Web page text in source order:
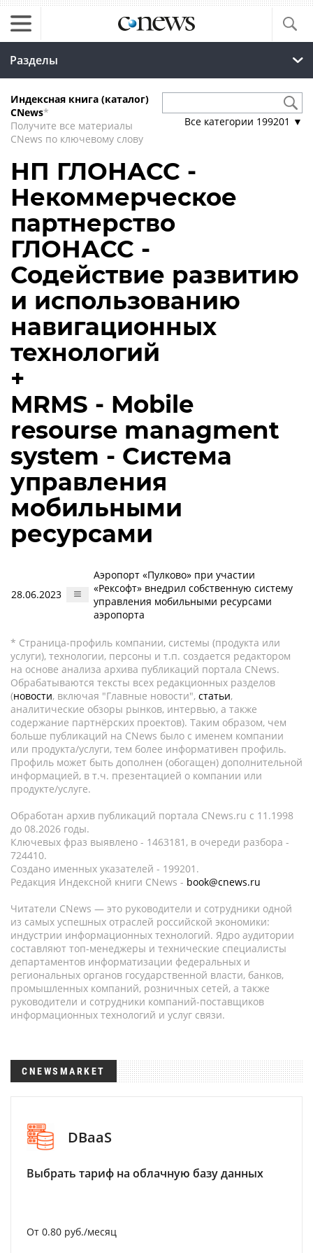
Разделы
Индексная книга (каталог)
CNews*
Получите все материалы
CNews по ключевому слову
Все категории 199201 ▼
НП ГЛОНАСС -
Некоммерческое
партнерство
ГЛОНАСС -
Содействие развитию
и использованию
навигационных
технологий
+
MRMS - Mobile
resourse managment
system - Система
управления
мобильными
ресурсами
28.06.2023
Аэропорт «Пулково» при участии
«Рексофт» внедрил собственную систему
управления мобильными ресурсами
аэропорта
* Страница-профиль компании, системы (продукта или
услуги), технологии, персоны и т.п. создается редактором
на основе анализа архива публикаций портала CNews.
Обрабатываются тексты всех редакционных разделов
(новости, включая "Главные новости", статьи,
аналитические обзоры рынков, интервью, а также
содержание партнёрских проектов). Таким образом, чем
больше публикаций на CNews было с именем компании
или продукта/услуги, тем более информативен профиль.
Профиль может быть дополнен (обогащен) дополнительной
информацией, в т.ч. презентацией о компании или
продукте/услуге.
Обработан архив публикаций портала CNews.ru c 11.1998
до 08.2026 годы.
Ключевых фраз выявлено - 1463181, в очереди разбора -
724410.
Создано именных указателей - 199201.
Редакция Индексной книги CNews - book@cnews.ru
Читатели CNews — это руководители и сотрудники одной
из самых успешных отраслей российской экономики:
индустрии информационных технологий. Ядро аудитории
составляют топ-менеджеры и технические специалисты
департаментов информатизации федеральных и
региональных органов государственной власти, банков,
промышленных компаний, розничных сетей, а также
руководители и сотрудники компаний-поставщиков
информационных технологий и услуг связи.
CNEWSMARKET
DBaaS
Выбрать тариф на облачную базу данных
От 0.80 руб./месяц